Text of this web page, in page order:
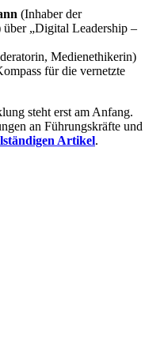
(Inhaber der
„Digital Leadership –
Medienethikerin)
für die vernetzte
steht erst am Anfang.
an Führungskräfte und
Artikel.